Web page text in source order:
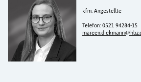
kfm. Angestellte
Telefon: 0521 94284-15